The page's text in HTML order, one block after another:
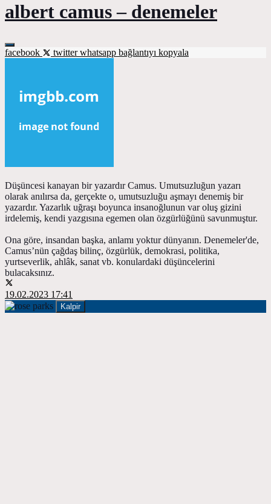
albert camus – denemeler
facebook twitterwhatsapp bağlantıyı kopyala
Düşüncesi kanayan bir yazardır Camus. Umutsuzluğun yazarı
olarak anılırsa da, gerçekte o, umutsuzluğu aşmayı denemiş bir
yazardır. Yazarlık uğraşı boyunca insanoğlunun var oluş gizini
irdelemiş, kendi yazgısına egemen olan özgürlüğünü savunmuştur.
Ona göre, insandan başka, anlamı yoktur dünyanın. Denemeler'de,
Camus’nün çağdaş bilinç, özgürlük, demokrasi, politika,
yurtseverlik, ahlâk, sanat vb. konulardaki düşüncelerini
bulacaksınız.
19.02.2023 17:41
Kalpir